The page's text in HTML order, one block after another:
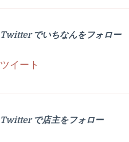
Twitter でいちなんをフォロー
ツイート
Twitter で店主をフォロー